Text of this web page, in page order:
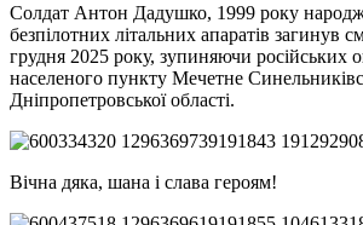
Солдат Антон Дадушко, 1999 року
безпілотних літальних апаратів загинув
грудня 2025 року, зупиняючи російських
населеного пункту Мечетне
Дніпропетровської області.
Вічна дяка, шана і слава героям!